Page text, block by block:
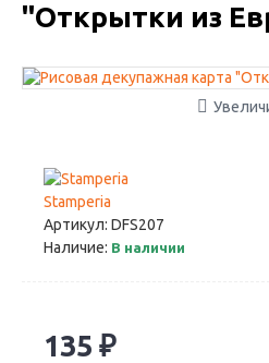
"Открытки из
Stamperia
Артикул: DFS207
Наличие: В наличии
135 ₽